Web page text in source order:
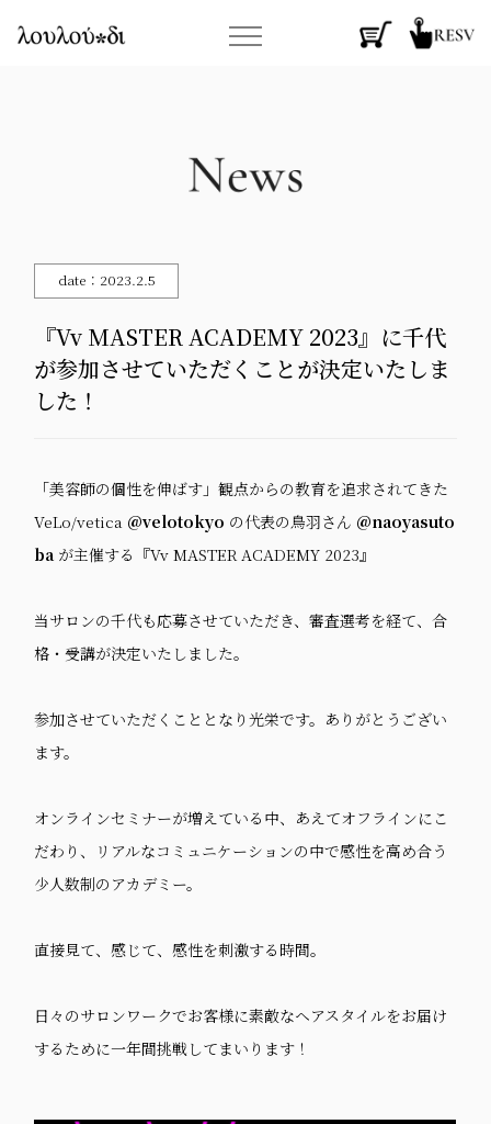
date：2023.2.5
『Vv MASTER ACADEMY 2023』に千代
が参加させていただくことが決定いたしま
した！
「美容師の個性を伸ばす」観点からの教育を追求されてきた
VeLo/vetica @velotokyo の代表の鳥羽さん @naoyasuto
ba が主催する『Vv MASTER ACADEMY 2023』
当サロンの千代も応募させていただき、審査選考を経て、合
格・受講が決定いたしました。
参加させていただくこととなり光栄です。ありがとうござい
ます。
オンラインセミナーが増えている中、あえてオフラインにこ
だわり、リアルなコミュニケーションの中で感性を高め合う
少人数制のアカデミー。
直接見て、感じて、感性を刺激する時間。
日々のサロンワークでお客様に素敵なヘアスタイルをお届け
するために一年間挑戦してまいります！